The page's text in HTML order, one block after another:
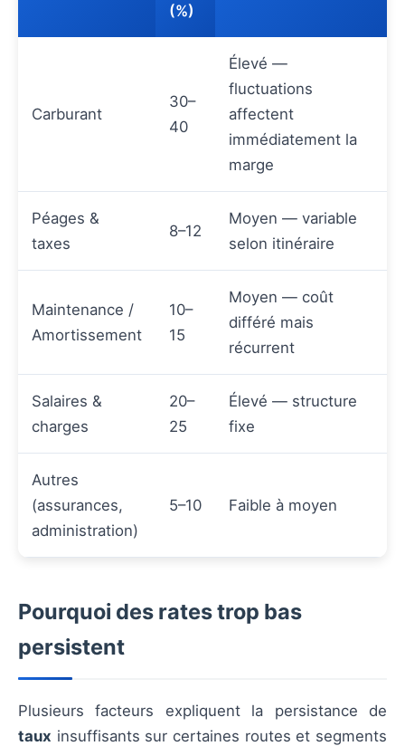
(%)
Carburant
30–
40
Élevé —
fluctuations
affectent
immédiatement la
marge
Péages &
taxes
8–12
Moyen — variable
selon itinéraire
Maintenance /
Amortissement
10–
15
Moyen — coût
différé mais
récurrent
Salaires &
charges
20–
25
Élevé — structure
fixe
Autres
(assurances,
administration)
5–10 Faible à moyen
Pourquoi des rates trop bas
persistent
Plusieurs facteurs expliquent la persistance de
taux insuffisants sur certaines routes et segments